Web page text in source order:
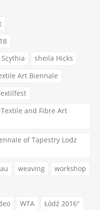
Scythia
sheila Hicks
Art Biennale
and Fibre Art
of Tapestry Lodz
weaving
workshop
WTA Łódź 2016"